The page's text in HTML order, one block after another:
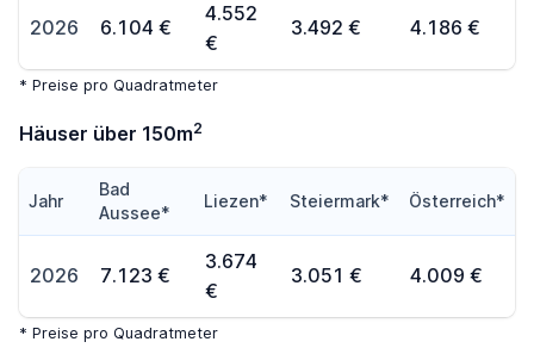
2026 6.104 €
4.552
€
3.492 € 4.186 €
* Preise pro Quadratmeter
Häuser über 150m2
Jahr
Bad
Aussee*
Liezen* Steiermark* Österreich*
2026 7.123 €
3.674
€
3.051 € 4.009 €
* Preise pro Quadratmeter